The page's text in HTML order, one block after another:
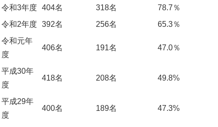
令和3年度
404名 318名
78.7％
令和2年度
392名 256名
65.3％
令和元年
度
406名 191名 47.0％
平成30年
度
418名 208名 49.8%
平成29年
度
400名 189名 47.3%